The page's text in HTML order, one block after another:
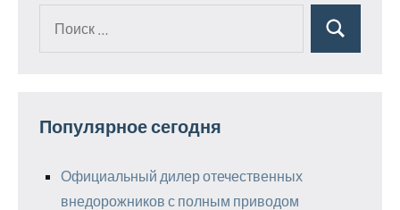
Поиск
Популярное сегодня
Официальный дилер отечественных
внедорожников с полным приводом